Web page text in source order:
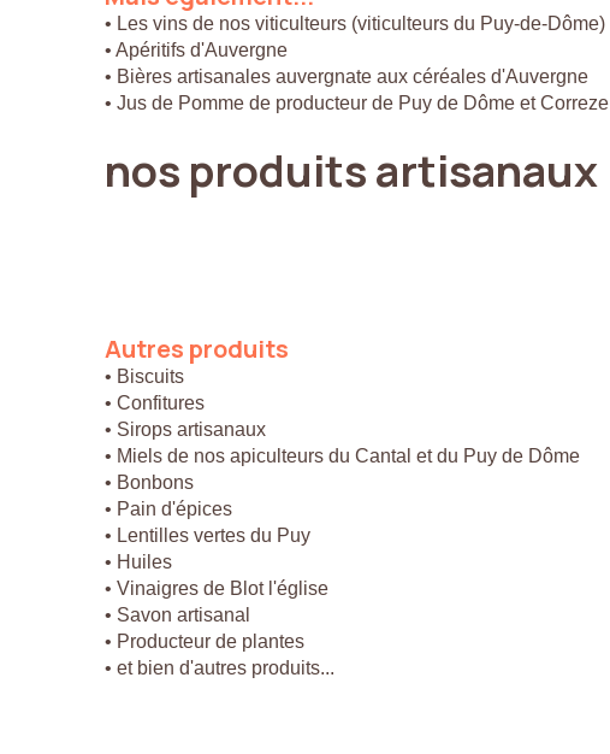
• Les vins de nos viticulteurs (viticulteurs du Puy-de-Dôme)
• Apéritifs d'Auvergne
• Bières artisanales auvergnate aux céréales d'Auvergne
• Jus de Pomme de producteur de Puy de Dôme et Correze
nos produitsartisanaux
Autres produits
• Biscuits
• Confitures
• Sirops artisanaux
• Miels de nos apiculteurs du Cantal et du Puy de Dôme
• Bonbons
• Pain d'épices
• Lentilles vertes du Puy
• Huiles
• Vinaigres de Blot l'église
• Savon artisanal
• Producteur de plantes
• et bien d'autres produits...